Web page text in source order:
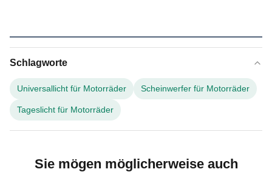
Schlagworte
Universallicht für Motorräder Scheinwerfer für Motorräder
Tageslicht für Motorräder
Sie mögen möglicherweise auch